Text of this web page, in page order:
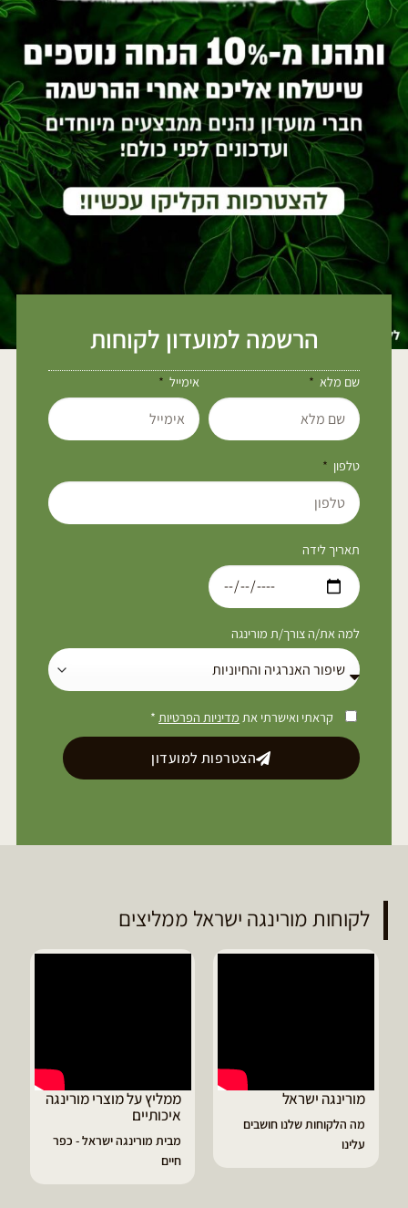
הרשמה למועדון לקוחות
שם מלא אימייל
טלפון
תאריך לידה
למה את/ה צורך/ת מורינגה
קראתי ואישרתי את מדיניות הפרטיות*
הצטרפות למועדון
לקוחות מורינגה ישראל ממליצים
ממליץ על מוצרי מורינגה
איכותיים
מבית מורינגה ישראל - כפר
דיוויד ממליץ על טבליות
מורינגה
הפסקתי לסבול מהתקפי
גאוט ודלקות